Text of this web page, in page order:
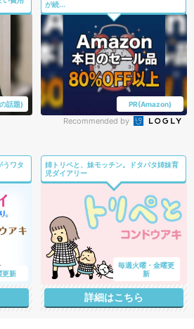
話題)
が続...
PR(Amazon)
Recommended by
うワタ
更新
姉トリペと、妹モッチン。ドタバタ姉妹育
児ダイアリー
毎週火曜・金曜更
新
詳細はこちら